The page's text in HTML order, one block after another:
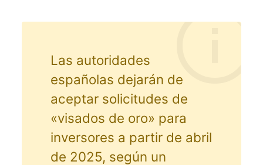
Las autoridades
españolas dejarán de
aceptar solicitudes de
«visados de oro» para
inversores a partir de abril
de 2025, según un